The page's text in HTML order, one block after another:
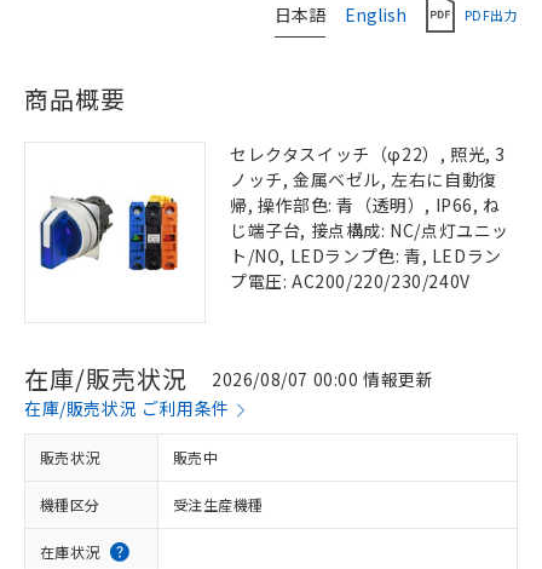
日本語 English PDF出力
商品概要
セレクタスイッチ（φ22）, 照光, 3
ノッチ, 金属ベゼル, 左右に自動復
帰, 操作部色: 青（透明）, IP66, ね
じ端子台, 接点構成: NC/点灯ユニッ
ト/NO, LEDランプ色: 青, LEDラン
プ電圧: AC200/220/230/240V
在庫/販売状況
2026/08/07 00:00 情報更新
在庫/販売状況 ご利用条件
販売状況 販売中
機種区分 受注生産機種
在庫状況